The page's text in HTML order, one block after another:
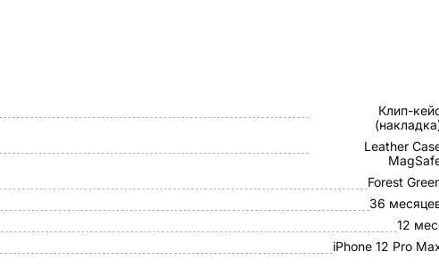
Клип-
Leather
Forest
36
12
iPhone 12 Pro